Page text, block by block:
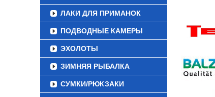
ЛАКИ ДЛЯ ПРИМАНОК
ПОДВОДНЫЕ КАМЕРЫ
ЭХОЛОТЫ
ЗИМНЯЯ РЫБАЛКА
СУМКИ/РЮКЗАКИ